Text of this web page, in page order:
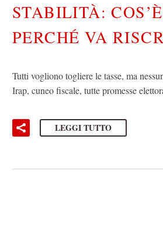
STABILITÀ:
PERCHÉ VA
Tutti vogliono togliere le tasse, ma
Irap, cuneo fiscale, tutte promesse
LEGGI TUTTO